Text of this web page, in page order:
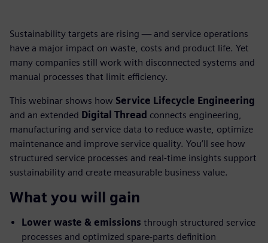
Sustainability targets are rising — and service operations
have a major impact on waste, costs and product life. Yet
many companies still work with disconnected systems and
manual processes that limit efficiency.
This webinar shows how Service Lifecycle Engineering
and an extended Digital Thread connects engineering,
manufacturing and service data to reduce waste, optimize
maintenance and improve service quality. You’ll see how
structured service processes and real-time insights support
sustainability and create measurable business value.
What you will gain
Lower waste & emissions through structured service
processes and optimized spare-parts definition